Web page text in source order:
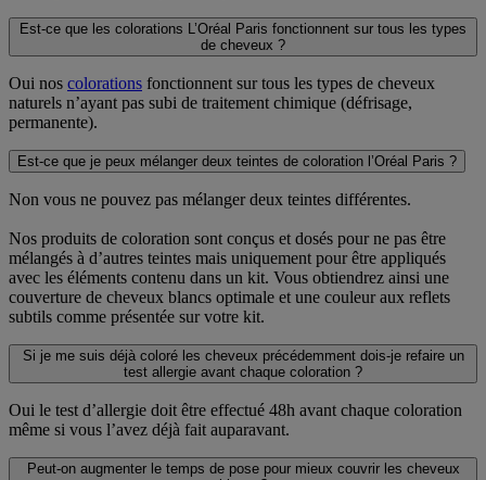
Est-ce que les colorations L’Oréal Paris fonctionnent sur tous les types
de cheveux ?
Oui nos colorations fonctionnent sur tous les types de cheveux
naturels n’ayant pas subi de traitement chimique (défrisage,
permanente).
Est-ce que je peux mélanger deux teintes de coloration l’Oréal Paris ?
Non vous ne pouvez pas mélanger deux teintes différentes.
Nos produits de coloration sont conçus et dosés pour ne pas être
mélangés à d’autres teintes mais uniquement pour être appliqués
avec les éléments contenu dans un kit. Vous obtiendrez ainsi une
couverture de cheveux blancs optimale et une couleur aux reflets
subtils comme présentée sur votre kit.
Si je me suis déjà coloré les cheveux précédemment dois-je refaire un
test allergie avant chaque coloration ?
Oui le test d’allergie doit être effectué 48h avant chaque coloration
même si vous l’avez déjà fait auparavant.
Peut-on augmenter le temps de pose pour mieux couvrir les cheveux